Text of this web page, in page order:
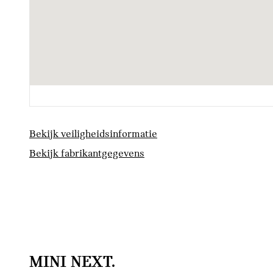
Bekijk veiligheidsinformatie
Bekijk fabrikantgegevens
MINI NEXT.